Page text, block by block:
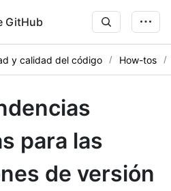
GitHub
y calidad del código How-tos
para las
de versión